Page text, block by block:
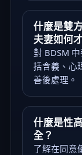
什麼是雙
夫妻如何
對 BDSM
括含義、心
善後處理。
什麼是性
全？
了解在同意